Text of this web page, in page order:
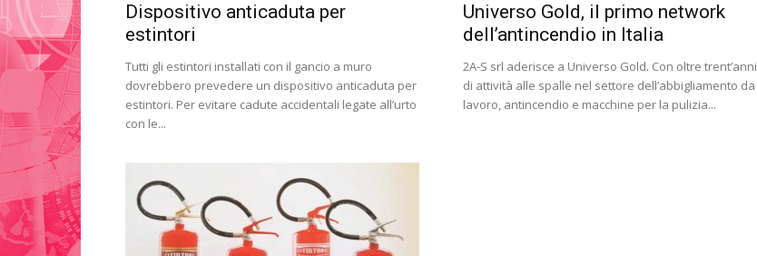
Dispositivo anticaduta per
estintori
Tutti gli estintori installati con il gancio a muro
dovrebbero prevedere un dispositivo anticaduta per
estintori. Per evitare cadute accidentali legate all’urto
con le...
Universo Gold, il primo network
dell’antincendio in Italia
2A-S srl aderisce a Universo Gold. Con oltre trent’anni
di attività alle spalle nel settore dell’abbigliamento da
lavoro, antincendio e macchine per la pulizia...